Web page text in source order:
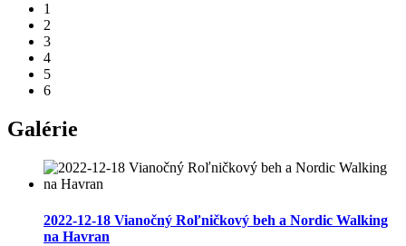
1
2
3
4
5
6
Galérie
2022-12-18 Vianočný Roľničkový beh a Nordic Walking
na Havran